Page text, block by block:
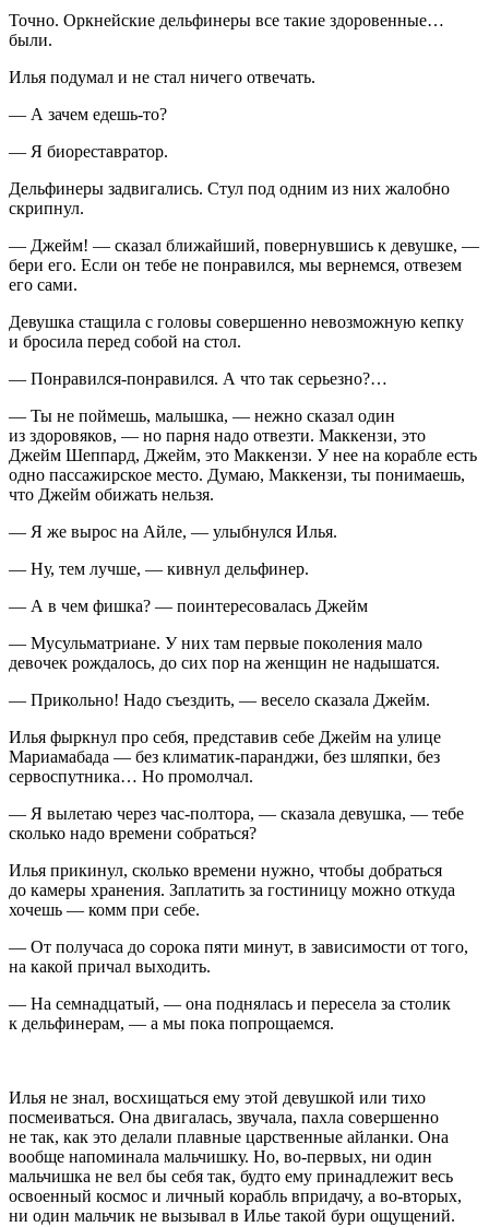
Точно. Оркнейские дельфинеры все такие здоровенные…
были.
Илья подумал и не стал ничего отвечать.
— А зачем едешь-то?
— Я биореставратор.
Дельфинеры задвигались. Стул под одним из них жалобно
скрипнул.
— Джейм! — сказал ближайший, повернувшись к девушке, —
бери его. Если он тебе не понравился, мы вернемся, отвезем
его сами.
Девушка стащила с головы совершенно невозможную кепку
и бросила перед собой на стол.
— Понравился-понравился. А что так серьезно?…
— Ты не поймешь, малышка, — нежно сказал один
из здоровяков, — но парня надо отвезти. Маккензи, это
Джейм Шеппард, Джейм, это Маккензи. У нее на корабле есть
одно пассажирское место. Думаю, Маккензи, ты понимаешь,
что Джейм обижать нельзя.
— Я же вырос на Айле, — улыбнулся Илья.
— Ну, тем лучше, — кивнул дельфинер.
— А в чем фишка? — поинтересовалась Джейм
— Мусульматриане. У них там первые поколения мало
девочек рождалось, до сих пор на женщин не надышатся.
— Прикольно! Надо съездить, — весело сказала Джейм.
Илья фыркнул про себя, представив себе Джейм на улице
Мариамабада — без климатик-паранджи, без шляпки, без
сервоспутника… Но промолчал.
— Я вылетаю через час-полтора, — сказала девушка, — тебе
сколько надо времени собраться?
Илья прикинул, сколько времени нужно, чтобы добраться
до камеры хранения. Заплатить за гостиницу можно откуда
хочешь — комм при себе.
— От получаса до сорока пяти минут, в зависимости от того,
на какой причал выходить.
— На семнадцатый, — она поднялась и пересела за столик
к дельфинерам, — а мы пока попрощаемся.
Илья не знал, восхищаться ему этой девушкой или тихо
посмеиваться. Она двигалась, звучала, пахла совершенно
не так, как это делали плавные царственные айланки. Она
вообще напоминала мальчишку. Но, во-первых, ни один
мальчишка не вел бы себя так, будто ему принадлежит весь
освоенный космос и личный корабль впридачу, а во-вторых,
ни один мальчик не вызывал в Илье такой бури ощущений.